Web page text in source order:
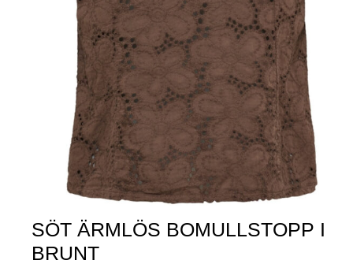
SÖT ÄRMLÖS BOMULLSTOPP I
BRUNT